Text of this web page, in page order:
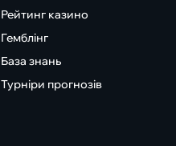
Рейтинг казино
Гемблінг
База знань
Турніри прогнозів